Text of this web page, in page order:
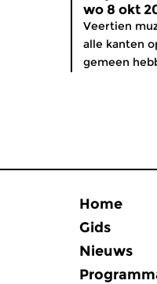
wo 8 okt
Veertien
alle kanten
gemeen
Home
Gids
Nieuws